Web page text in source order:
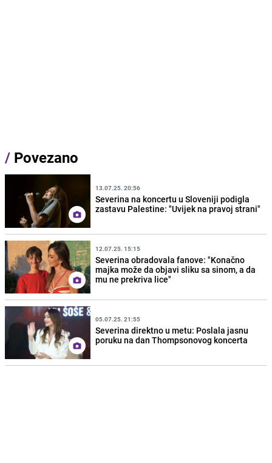
/ Povezano
13.07.25. 20:56
Severina na koncertu u Sloveniji podigla
zastavu Palestine: "Uvijek na pravoj strani"
12.07.25. 15:15
Severina obradovala fanove: "Konačno
majka može da objavi sliku sa sinom, a da
mu ne prekriva lice"
05.07.25. 21:55
Severina direktno u metu: Poslala jasnu
poruku na dan Thompsonovog koncerta